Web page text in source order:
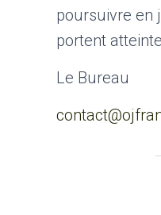
poursuivre en
portent
Le Bureau